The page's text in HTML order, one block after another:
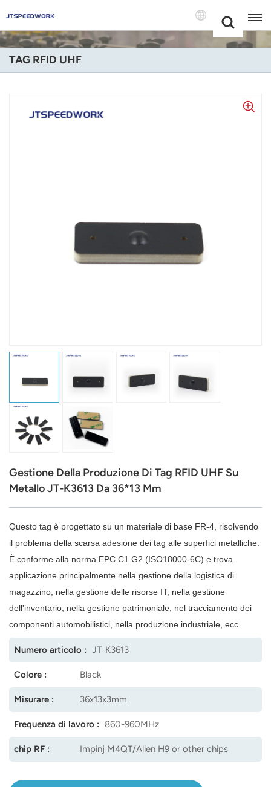
+86 -18681515767
English
Português
Nederland
Türk
แบบไทย
Tiếng Việt
norsk
magyar
TAG RFID UHF
Gestione Della Produzione Di Tag RFID UHF Su
Metallo JT-K3613 Da 36*13 Mm
Questo tag è progettato su un materiale di base FR-4, risolvendo
il problema della scarsa adesione dei tag alle superfici metalliche.
È conforme alla norma EPC C1 G2 (ISO18000-6C) e trova
applicazione principalmente nella gestione della logistica di
magazzino, nella gestione delle risorse IT, nella gestione
dell'inventario, nella gestione patrimoniale, nel tracciamento dei
componenti automobilistici, nella produzione industriale, ecc.
Numero articolo : JT-K3613
Colore : Black
Misurare : 36x13x3mm
Frequenza di lavoro : 860-960MHz
chip RF : Impinj M4QT/Alien H9 or other chips